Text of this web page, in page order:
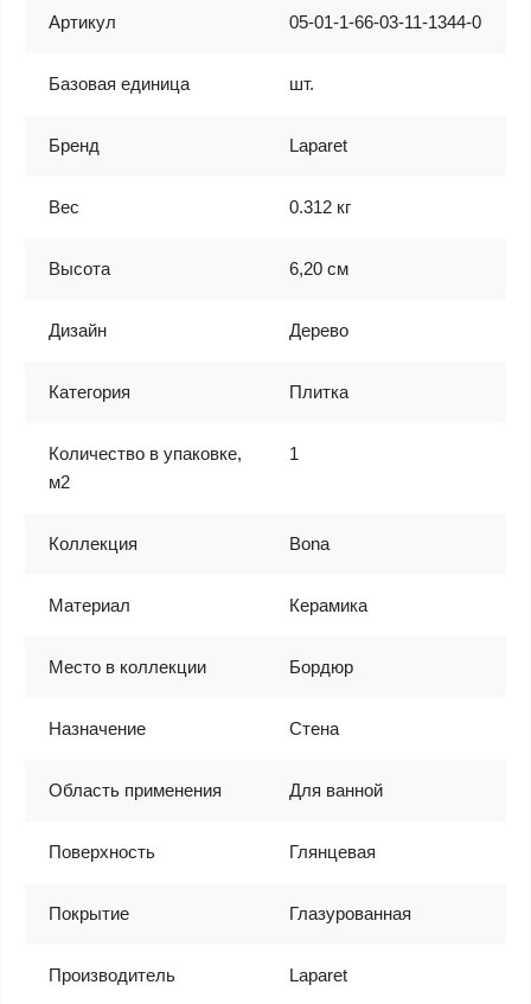
Артикул 05-01-1-66-03-11-1344-0
Базовая единица шт.
Бренд Laparet
Вес 0.312 кг
Высота 6,20 см
Дизайн Дерево
Категория Плитка
Количество в упаковке,
м2
1
Коллекция Bona
Материал Керамика
Место в коллекции Бордюр
Назначение Стена
Область применения Для ванной
Поверхность Глянцевая
Покрытие Глазурованная
Производитель Laparet